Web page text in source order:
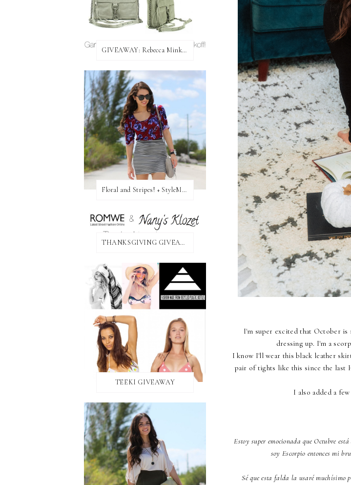
I'm super excited that October
dressing up. I'm a
I know I'll wear this black leather
pair of tights like this since the last
I also added a
Estoy super emocionada que Octubre
soy Escorpio entonces mi
Sé que esta falda la usaré muchísimo
GIVEAWAY: Rebecca Minkoff Bag!
Floral and Stripes! + StyleMint GIVEAWAY!
THANKSGIVING GIVEAWAY!
TEEKI GIVEAWAY